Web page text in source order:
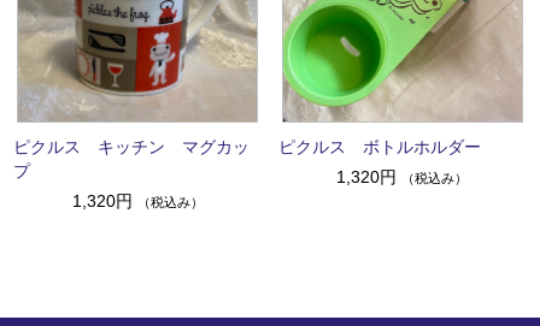
ピクルス キッチン マグカッ
プ
1,320円
（税込み）
ピクルス ボトルホルダー
1,320円
（税込み）